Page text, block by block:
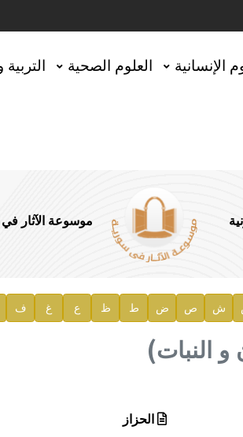
الإنسانية العلوم الصحية
موسوعة الآثار
ش ص ض ط ظ ع غ ف
و النبات)
الحزاز